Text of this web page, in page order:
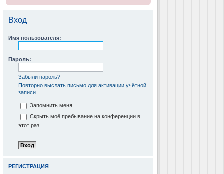
Вход
Имя пользователя:
Пароль:
Забыли пароль?
Повторно выслать письмо для активации учётной
записи
Запомнить меня
Скрыть моё пребывание на конференции в
этот раз
РЕГИСТРАЦИЯ